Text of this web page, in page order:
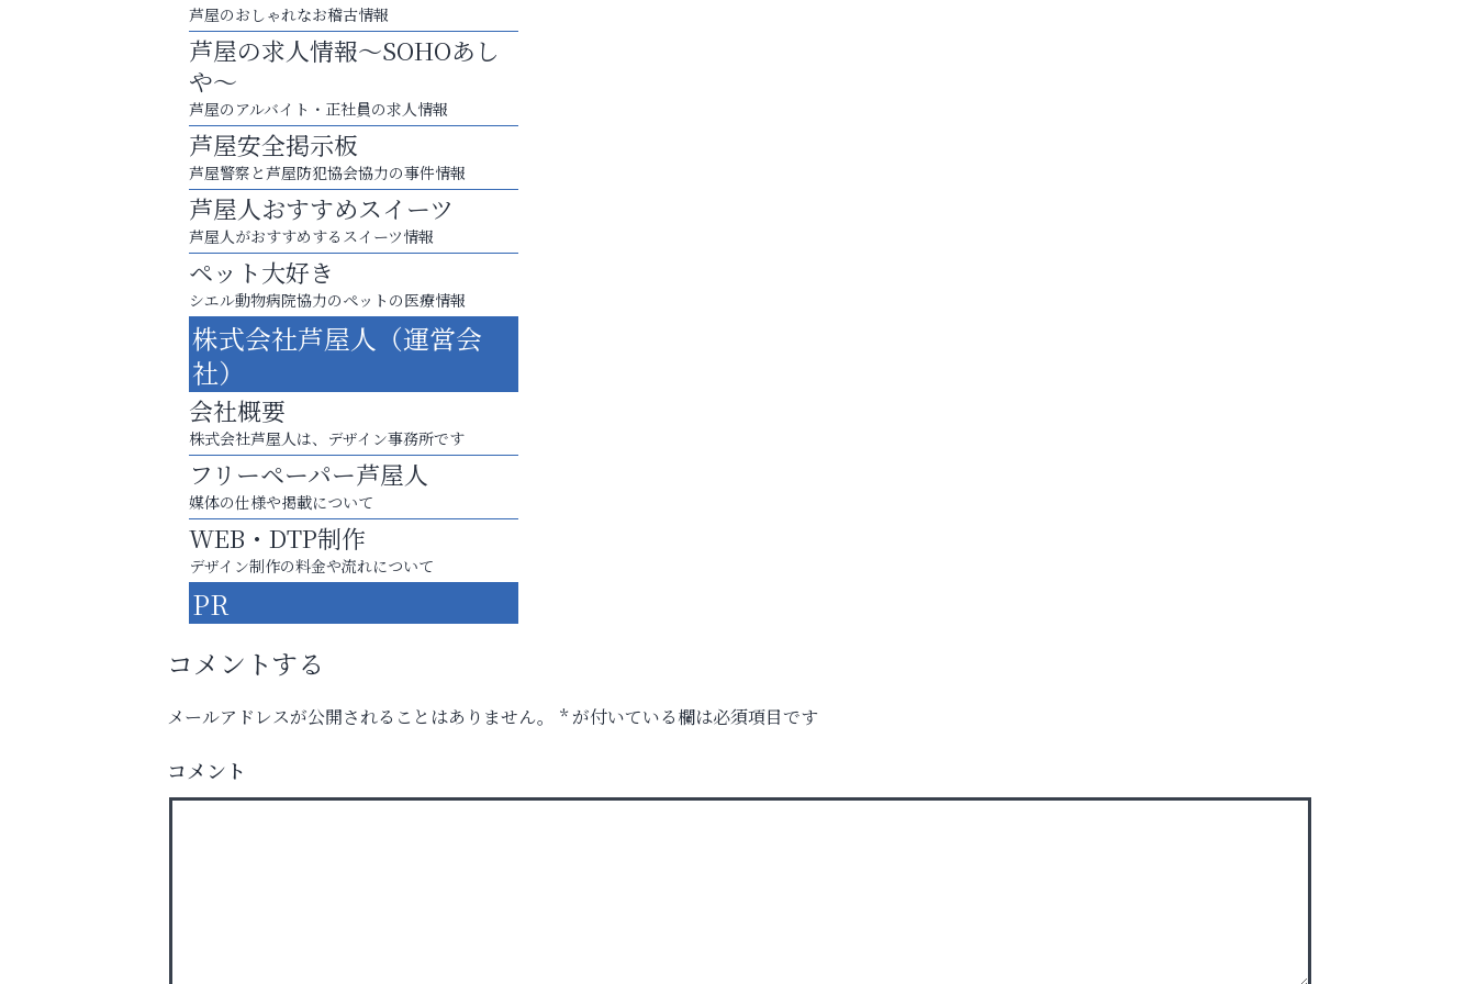
芦屋・西宮・神戸の新店舗PRやリニューアル告
知などお気軽にご相談ください。
アテイン音楽教室
トレファク出張買取
芦屋のおしゃれなお稽古情報
芦屋の求人情報～SOHOあし
や～
芦屋のアルバイト・正社員の求人情報
芦屋安全掲示板
芦屋警察と芦屋防犯協会協力の事件情報
芦屋人おすすめスイーツ
芦屋人がおすすめするスイーツ情報
ペット大好き
シエル動物病院協力のペットの医療情報
株式会社芦屋人（運営会
社）
会社概要
株式会社芦屋人は、デザイン事務所です
フリーペーパー芦屋人
媒体の仕様や掲載について
WEB・DTP制作
デザイン制作の料金や流れについて
PR
コメントする
メールアドレスが公開されることはありません。 *が付いている欄は必須項目です
コメント